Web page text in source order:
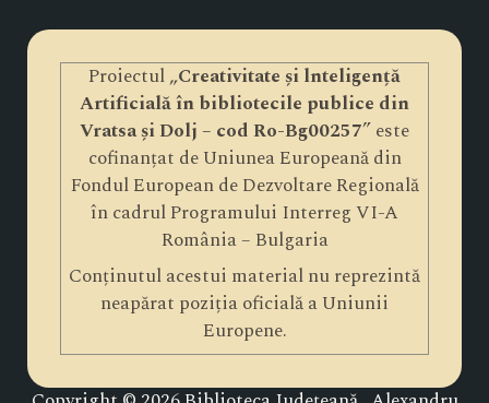
Proiectul „Creativitate și lnteligență
Artificială în bibliotecile publice din
Vratsa și Dolj – cod Ro-Bg00257” este
cofinanțat de Uniunea Europeană din
Fondul European de Dezvoltare Regională
în cadrul Programului Interreg VI-A
România – Bulgaria
Conținutul acestui material nu reprezintă
neapărat poziția oficială a Uniunii
Europene.